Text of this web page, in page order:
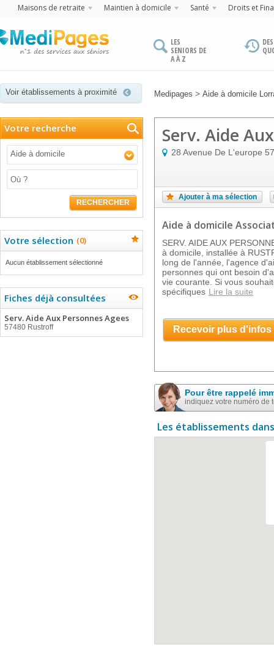
Maisons de retraite Maintien à domicile Santé Droits et
LES
SENIORS DE
A À Z
Voir établissements à proximité Medipages > Aide à domicile
Votre recherche
Aide à domicile
RECHERCHER
Votre sélection (0)
Aucun établissement sélectionné
Fiches déjà consultées
Serv. Aide Aux Personnes Agees
57480 Rustroff
Serv. Aide
28 Avenue De L'europe
Ajouter à ma sélection
Aide à domicile
SERV. AIDE AUX
à domicile, installée à
long de l'année, l'agence
personnes qui ont besoin
vie courante. Si vous
spécifiques Lire la suite
Recevoir plus d'infos
Pour être rappelé
indiquez votre numéro de
Les établissements